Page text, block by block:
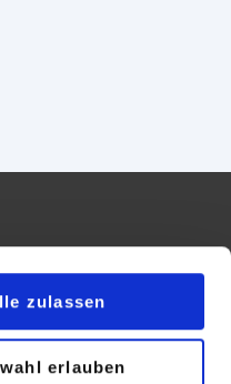
zulassen
erlauben